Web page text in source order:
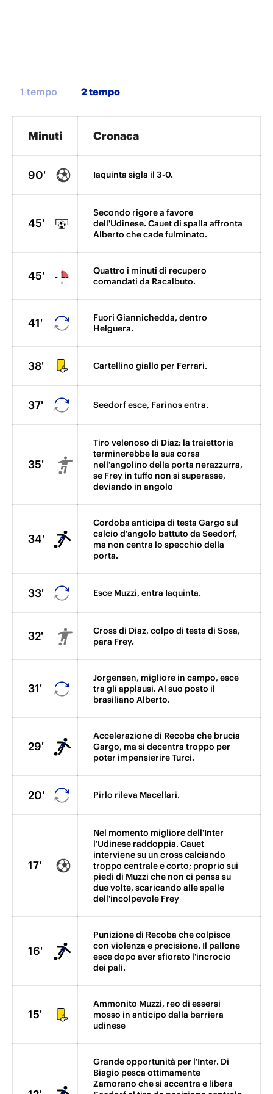
1 tempo
Minuti Cronaca
90' Iaquinta sigla il 3-0.
45'
Secondo rigore a favore
dell'Udinese. Cauet di spalla affronta
Alberto che cade fulminato.
45'
Quattro i minuti di recupero
comandati da Racalbuto.
41'
Fuori Giannichedda, dentro
Helguera.
38' Cartellino giallo per Ferrari.
37' Seedorf esce, Farinos entra.
35'
Tiro velenoso di Diaz: la traiettoria
terminerebbe la sua corsa
nell'angolino della porta nerazzurra,
se Frey in tuffo non si superasse,
deviando in angolo
34'
Cordoba anticipa di testa Gargo sul
calcio d'angolo battuto da Seedorf,
ma non centra lo specchio della
porta.
33' Esce Muzzi, entra Iaquinta.
32'
Cross di Diaz, colpo di testa di Sosa,
para Frey.
31'
Jorgensen, migliore in campo, esce
tra gli applausi. Al suo posto il
brasiliano Alberto.
29'
Accelerazione di Recoba che brucia
Gargo, ma si decentra troppo per
poter impensierire Turci.
20' Pirlo rileva Macellari.
17'
Nel momento migliore dell'Inter
l'Udinese raddoppia. Cauet
interviene su un cross calciando
troppo centrale e corto; proprio sui
piedi di Muzzi che non ci pensa su
due volte, scaricando alle spalle
dell'incolpevole Frey
16'
Punizione di Recoba che colpisce
con violenza e precisione. Il pallone
esce dopo aver sfiorato l'incrocio
dei pali.
15'
Ammonito Muzzi, reo di essersi
mosso in anticipo dalla barriera
udinese
Grande opportunità per l'Inter. Di
Biagio pesca ottimamente
Zamorano che si accentra e libera